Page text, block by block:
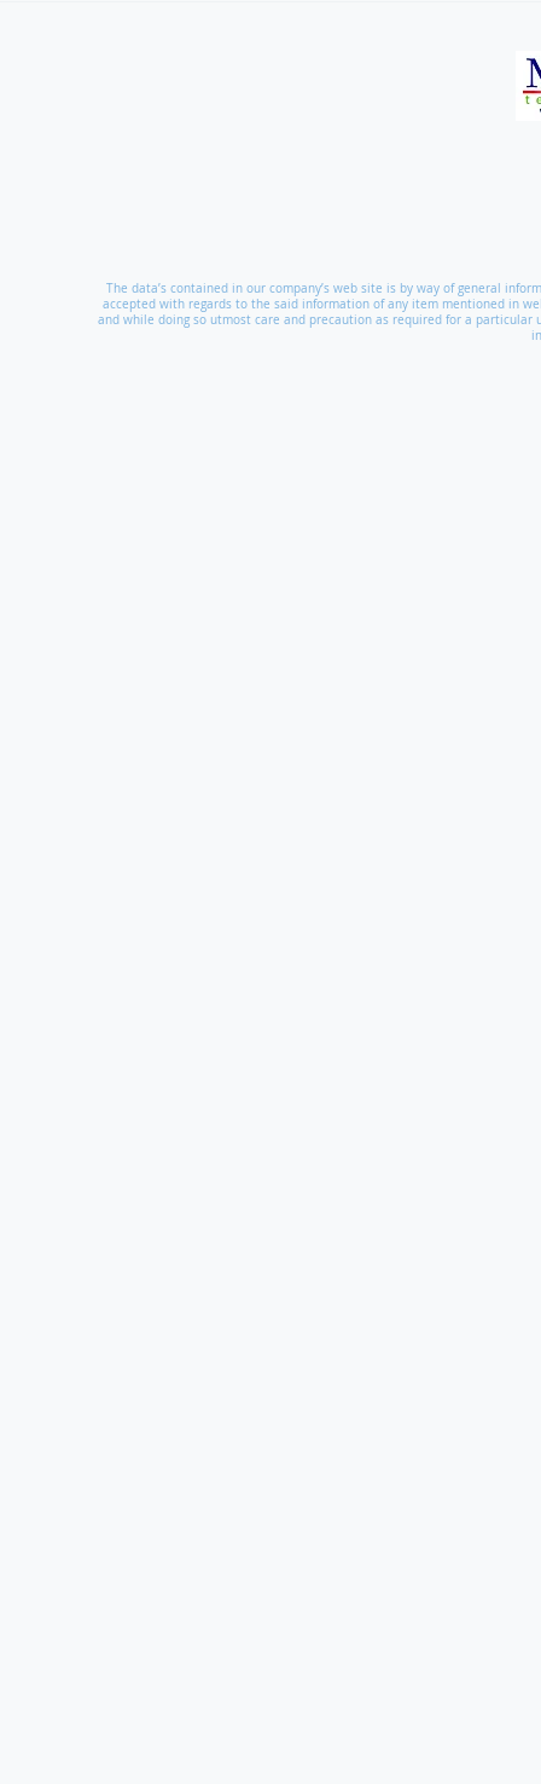
The data’s contained in our company’s web site is by way of general
accepted with regards to the said information of any item mentioned in
and while doing so utmost care and precaution as required for a